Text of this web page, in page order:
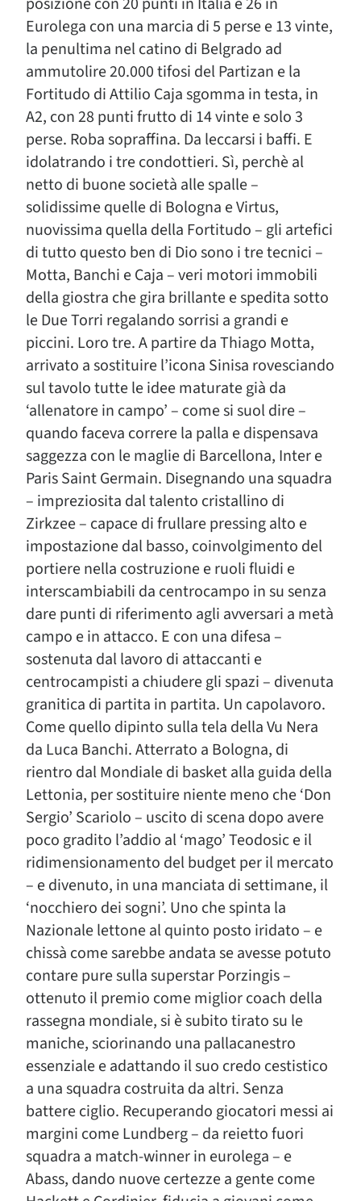
Eurolega con una marcia di 5 perse e 13 vinte,
la penultima nel catino di Belgrado ad
ammutolire 20.000 tifosi del Partizan e la
Fortitudo di Attilio Caja sgomma in testa, in
A2, con 28 punti frutto di 14 vinte e solo 3
perse. Roba sopraffina. Da leccarsi i baffi. E
idolatrando i tre condottieri. Sì, perchè al
netto di buone società alle spalle –
solidissime quelle di Bologna e Virtus,
nuovissima quella della Fortitudo – gli artefici
di tutto questo ben di Dio sono i tre tecnici –
Motta, Banchi e Caja – veri motori immobili
della giostra che gira brillante e spedita sotto
le Due Torri regalando sorrisi a grandi e
piccini. Loro tre. A partire da Thiago Motta,
arrivato a sostituire l’icona Sinisa rovesciando
sul tavolo tutte le idee maturate già da
‘allenatore in campo’ – come si suol dire –
quando faceva correre la palla e dispensava
saggezza con le maglie di Barcellona, Inter e
Paris Saint Germain. Disegnando una squadra
– impreziosita dal talento cristallino di
Zirkzee – capace di frullare pressing alto e
impostazione dal basso, coinvolgimento del
portiere nella costruzione e ruoli fluidi e
interscambiabili da centrocampo in su senza
dare punti di riferimento agli avversari a metà
campo e in attacco. E con una difesa –
sostenuta dal lavoro di attaccanti e
centrocampisti a chiudere gli spazi – divenuta
granitica di partita in partita. Un capolavoro.
Come quello dipinto sulla tela della Vu Nera
da Luca Banchi. Atterrato a Bologna, di
rientro dal Mondiale di basket alla guida della
Lettonia, per sostituire niente meno che ‘Don
Sergio’ Scariolo – uscito di scena dopo avere
poco gradito l’addio al ‘mago’ Teodosic e il
ridimensionamento del budget per il mercato
– e divenuto, in una manciata di settimane, il
‘nocchiero dei sogni’. Uno che spinta la
Nazionale lettone al quinto posto iridato – e
chissà come sarebbe andata se avesse potuto
contare pure sulla superstar Porzingis –
ottenuto il premio come miglior coach della
rassegna mondiale, si è subito tirato su le
maniche, sciorinando una pallacanestro
essenziale e adattando il suo credo cestistico
a una squadra costruita da altri. Senza
battere ciglio. Recuperando giocatori messi ai
margini come Lundberg – da reietto fuori
squadra a match-winner in eurolega – e
Abass, dando nuove certezze a gente come